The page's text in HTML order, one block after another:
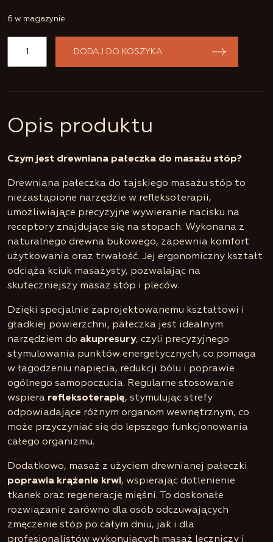
6 w magazynie
do
tajskiego
masażu
stóp
DODAJ DO KOSZYKA
Opis produktu
Czym jest drewniana pałeczka do masażu stóp?
Drewniana pałeczka do tajskiego masażu stóp to
niezastąpione narzędzie w refleksoterapii,
umożliwiające precyzyjne wywieranie nacisku na
receptory znajdujące się na stopach. Wykonana z
naturalnego drewna bukowego, zapewnia komfort
użytkowania oraz trwałość. Jej ergonomiczny kształt
odciąża kciuk masażysty, pozwalając na
skuteczniejszy masaż stóp i pleców.
Dzięki specjalnie zaprojektowanemu kształtowi i
gładkiej powierzchni, pałeczka jest idealnym
narzędziem do akupresury, czyli precyzyjnego
stymulowania punktów energetycznych, co pomaga
w łagodzeniu napięcia, redukcji bólu i poprawie
ogólnego samopoczucia. Regularne stosowanie
wspiera refleksoterapię, stymulując strefy
odpowiadające różnym organom wewnętrznym, co
może przyczyniać się do lepszego funkcjonowania
całego organizmu.
Dodatkowo, masaż z użyciem drewnianej pałeczki
poprawia krążenie krwi, wspierając dotlenienie
tkanek oraz regenerację mięśni. To doskonałe
rozwiązanie zarówno dla osób odczuwających
zmęczenie stóp po całym dniu, jak i dla
profesjonalistów wykonujących masaż leczniczy i